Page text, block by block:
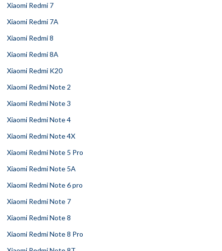
Xiaomi Redmi 7
Xiaomi Redmi 7A
Xiaomi Redmi 8
Xiaomi Redmi 8A
Xiaomi Redmi K20
Xiaomi Redmi Note 2
Xiaomi Redmi Note 3
Xiaomi Redmi Note 4
Xiaomi Redmi Note 4X
Xiaomi Redmi Note 5 Pro
Xiaomi Redmi Note 5A
Xiaomi Redmi Note 6 pro
Xiaomi Redmi Note 7
Xiaomi Redmi Note 8
Xiaomi Redmi Note 8 Pro